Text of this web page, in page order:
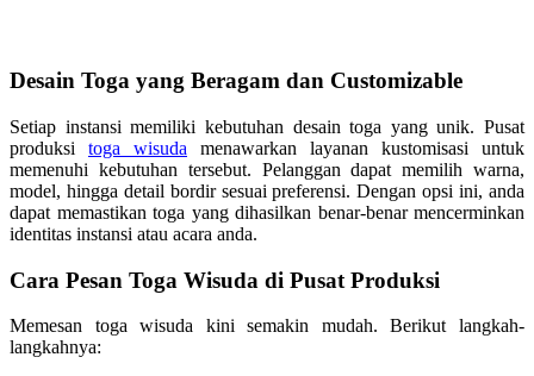
Desain Toga yang Beragam dan Customizable
Setiap instansi memiliki kebutuhan desain toga yang unik. Pusat
produksi toga wisuda menawarkan layanan kustomisasi untuk
memenuhi kebutuhan tersebut. Pelanggan dapat memilih warna,
model, hingga detail bordir sesuai preferensi. Dengan opsi ini, anda
dapat memastikan toga yang dihasilkan benar-benar mencerminkan
identitas instansi atau acara anda.
Cara Pesan Toga Wisuda di Pusat Produksi
Memesan toga wisuda kini semakin mudah. Berikut langkah-
langkahnya: